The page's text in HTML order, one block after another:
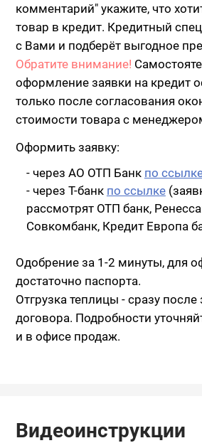
комментарий" укажите, что
товар в кредит. Кредитный
с Вами и подберёт выгодное
Обратите внимание!
оформление заявки на кредит
только после согласования
стоимости товара с
Оформить заявку:
- через АО ОТП Банк по
- через Т-банк по ссылке
рассмотрят ОТП банк,
Совкомбанк, Кредит Европа
Одобрение за 1-2 минуты, для
достаточно паспорта.
Отгрузка теплицы - сразу
договора. Подробности
и в офисе продаж.
Видеоинструкции